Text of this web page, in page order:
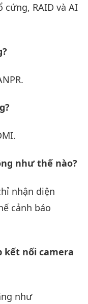
cứng, RAID và AI
như thế nào?
nhận diện
cảnh báo
kết nối camera
như